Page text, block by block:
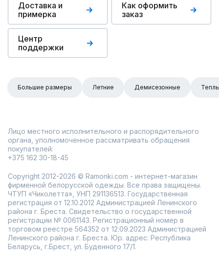
Доставка и
примерка
Как оформить
заказ
Центр
поддержки
Большие размеры Летние Демисезонные
Лицо местного исполнительного и распорядительного
органа, уполномоченное рассматривать обращения
покупателей:
+375 162 30-18-45
Copyright 2012-2026 © Ramonki.com - интернет-магазин
фирменной белорусской одежды. Все права защищены.
ЧТУП «Чиколетта», УНП 291136513. Государственная
регистрация от 12.10.2012 Администрацией Ленинского
района г. Бреста. Свидетельство о государственной
регистрации № 0061143. Регистрационный номер в
торговом реестре 564352 от 12.09.2023 Администрацией
Ленинского района г. Бреста. Юр. адрес: Республика
Беларусь, г.Брест, ул. Буденного 17/1.